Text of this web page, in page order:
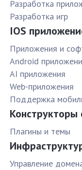
Разработка
Разработка игр
IOS
Приложения и
Android
AI приложения
Web-приложения
Поддержка
Конструкторы
Плагины и темы
Управление